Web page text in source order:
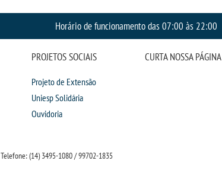
Horário de funcionamento das 07:00 às 22:00
PROJETOS SOCIAIS
Projeto de Extensão
Uniesp Solidária
Ouvidoria
Telefone: (14) 3495-1080 / 99702-1835
CURTA NOSSA PÁGINA